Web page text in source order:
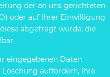
der an uns gerichteten
oder auf Ihrer Einwilligung
abgefragt wurde; die
eingegebenen Daten
Löschung auffordern, Ihre